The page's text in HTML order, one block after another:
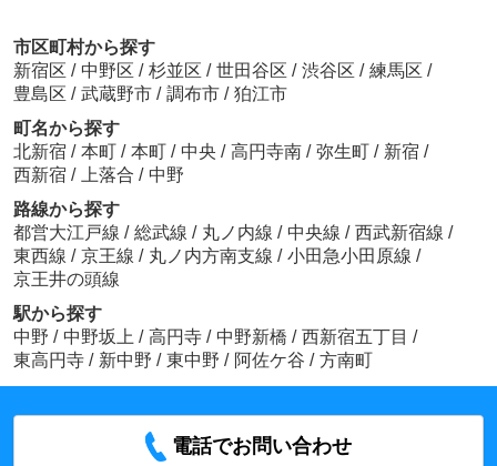
市区町村から探す
新宿区 / 中野区 / 杉並区 / 世田谷区 / 渋谷区 / 練馬区 /
豊島区 / 武蔵野市 / 調布市 / 狛江市
町名から探す
北新宿 / 本町 / 本町 / 中央 / 高円寺南 / 弥生町 / 新宿 /
西新宿 / 上落合 / 中野
路線から探す
都営大江戸線 / 総武線 / 丸ノ内線 / 中央線 / 西武新宿線 /
東西線 / 京王線 / 丸ノ内方南支線 / 小田急小田原線 /
京王井の頭線
駅から探す
中野 / 中野坂上 / 高円寺 / 中野新橋 / 西新宿五丁目 /
東高円寺 / 新中野 / 東中野 / 阿佐ケ谷 / 方南町
電話でお問い合わせ